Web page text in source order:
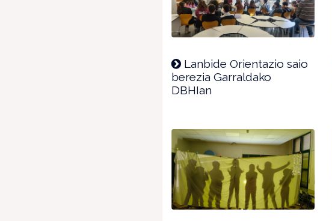
Lanbide Orientazio saio
berezia Garraldako
DBHIan